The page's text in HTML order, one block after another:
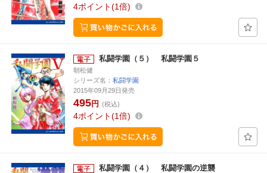
4ポイント 1倍
私闘学園（５） 私闘学園５
朝松健
シリーズ名： 私闘学園
2015年09月29日発売
495円 (税込)
4ポイント 1倍
私闘学園（４） 私闘学園の逆襲